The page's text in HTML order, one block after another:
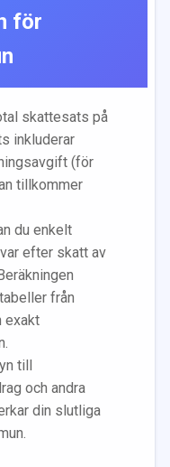
för
skattesats på
inkluderar
(för
tillkommer
du enkelt
efter skatt av
Beräkningen
från
exakt
till
och andra
din slutliga